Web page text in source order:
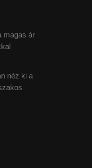
magas ár
néz ki a